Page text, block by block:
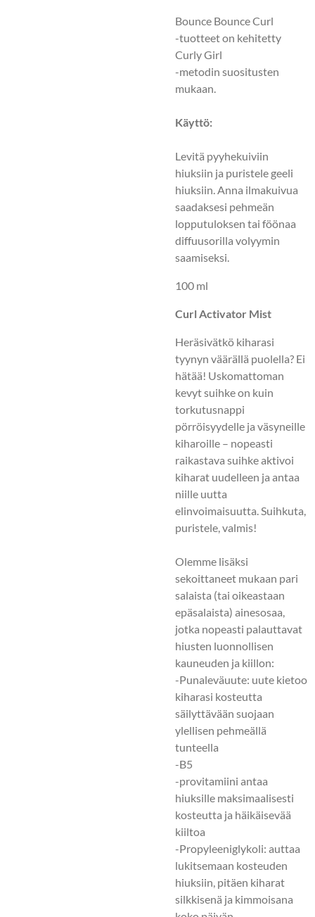
Bounce Bounce Curl
-tuotteet on kehitetty
Curly Girl
-metodin suositusten
mukaan.
Käyttö:
Levitä pyyhekuiviin
hiuksiin ja puristele geeli
hiuksiin. Anna ilmakuivua
saadaksesi pehmeän
lopputuloksen tai föönaa
diffuusorilla volyymin
saamiseksi.
100 ml
Curl Activator Mist
Heräsivätkö kiharasi
tyynyn väärällä puolella? Ei
hätää! Uskomattoman
kevyt suihke on kuin
torkutusnappi
pörröisyydelle ja väsyneille
kiharoille – nopeasti
raikastava suihke aktivoi
kiharat uudelleen ja antaa
niille uutta
elinvoimaisuutta. Suihkuta,
puristele, valmis!
Olemme lisäksi
sekoittaneet mukaan pari
salaista (tai oikeastaan
epäsalaista) ainesosaa,
jotka nopeasti palauttavat
hiusten luonnollisen
kauneuden ja kiillon:
-Punaleväuute: uute kietoo
kiharasi kosteutta
säilyttävään suojaan
ylellisen pehmeällä
tunteella
-B5
-provitamiini antaa
hiuksille maksimaalisesti
kosteutta ja häikäisevää
kiiltoa
-Propyleeniglykoli: auttaa
lukitsemaan kosteuden
hiuksiin, pitäen kiharat
silkkisenä ja kimmoisana